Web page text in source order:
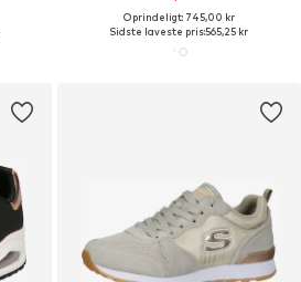
Oprindeligt: 745,00 kr
Sidste laveste pris:565,25 kr